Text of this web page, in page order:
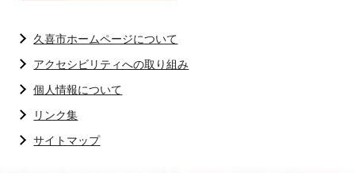
久喜市ホームページについて
アクセシビリティへの取り組み
個人情報について
リンク集
サイトマップ